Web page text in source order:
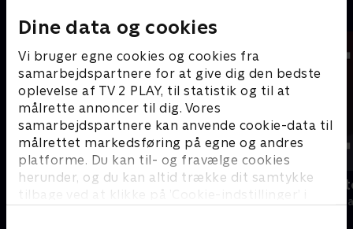
Dine data og cookies
Vi bruger egne cookies og cookies fra
samarbejdspartnere for at give dig den bedste
oplevelse af TV 2 PLAY, til statistik og til at
målrette annoncer til dig. Vores
samarbejdspartnere kan anvende cookie-data til
målrettet markedsføring på egne og andres
platforme. Du kan til- og fravælge cookies
herunder, og du kan altid trække dit samtykke
tilbage ved at klikke på ’Cookie-indstillinger’ i
19 News
Nyheder Nyheder &